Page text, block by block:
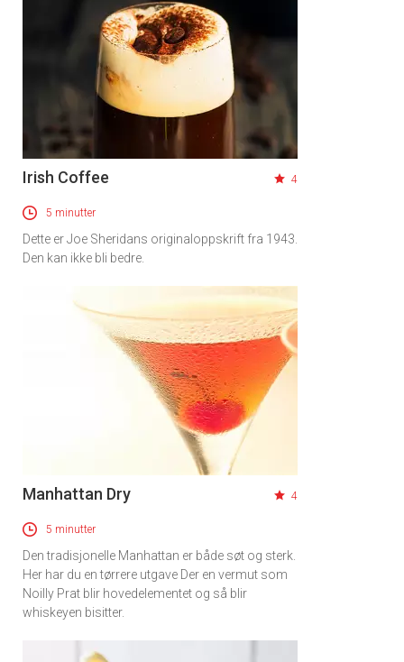
Irish Coffee 4
5 minutter
Dette er Joe Sheridans originaloppskrift fra 1943.
Den kan ikke bli bedre.
Manhattan Dry 4
5 minutter
Den tradisjonelle Manhattan er både søt og sterk.
Her har du en tørrere utgave Der en vermut som
Noilly Prat blir hovedelementet og så blir
whiskeyen bisitter.